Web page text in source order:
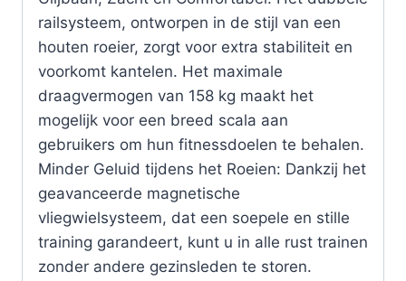
railsysteem, ontworpen in de stijl van een
houten roeier, zorgt voor extra stabiliteit en
voorkomt kantelen. Het maximale
draagvermogen van 158 kg maakt het
mogelijk voor een breed scala aan
gebruikers om hun fitnessdoelen te behalen.
Minder Geluid tijdens het Roeien: Dankzij het
geavanceerde magnetische
vliegwielsysteem, dat een soepele en stille
training garandeert, kunt u in alle rust trainen
zonder andere gezinsleden te storen.